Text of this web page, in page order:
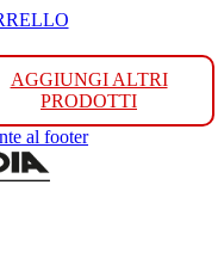
AGGIUNGI ALTRI
PRODOTTI
al footer